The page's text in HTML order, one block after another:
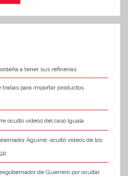
a tener sus refinerías
trabas para importar productos
ocultó videos del caso Iguala
Aguirre; ocultó videos de los
de Guerrero por ocultar